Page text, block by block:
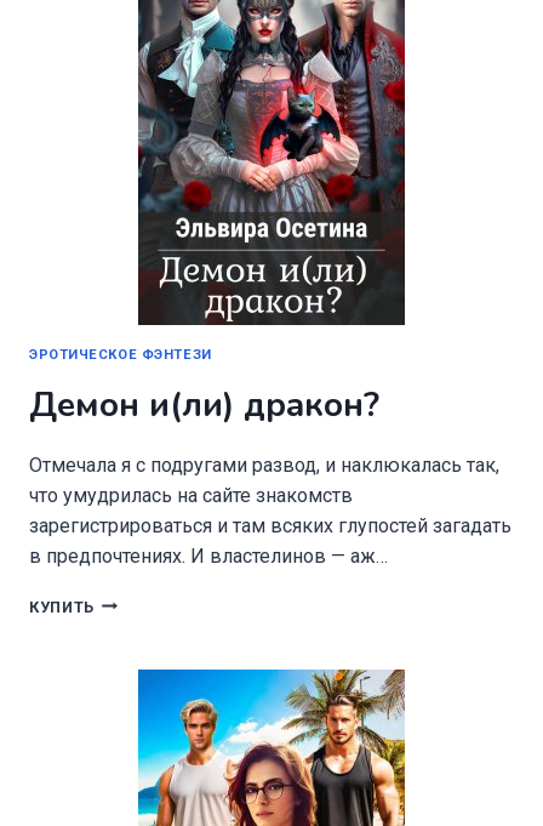
ЭРОТИЧЕСКОЕ ФЭНТЕЗИ
Демон и(ли) дракон?
Отмечала я с подругами развод, и наклюкалась так,
что умудрилась на сайте знакомств
зарегистрироваться и там всяких глупостей загадать
в предпочтениях. И властелинов — аж…
КУПИТЬ ДЕМОН